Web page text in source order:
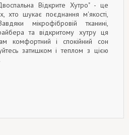
Відкрите Хутро" - це
хто шукає поєднання м'якості,
мікрофібровій тканині,
та відкритому хутру ця
комфортний і спокійний сон
затишком і теплом з цією